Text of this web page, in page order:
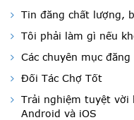
Tin đăng chất lượng,
Tôi phải làm gì nếu
Các chuyên mục
Đối Tác Chợ Tốt
Trải nghiệm tuyệt vời
Android và iOS